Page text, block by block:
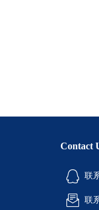
Contact
联
联